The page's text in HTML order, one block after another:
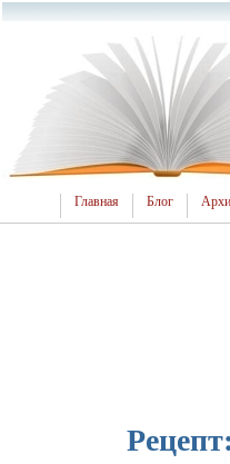
Главная Блог